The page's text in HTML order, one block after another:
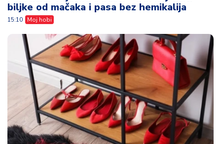
biljke od mačaka i pasa bez hemikalija
15:10 Moj hobi